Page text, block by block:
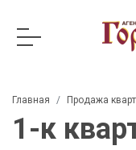
Главная Продажа
1-к